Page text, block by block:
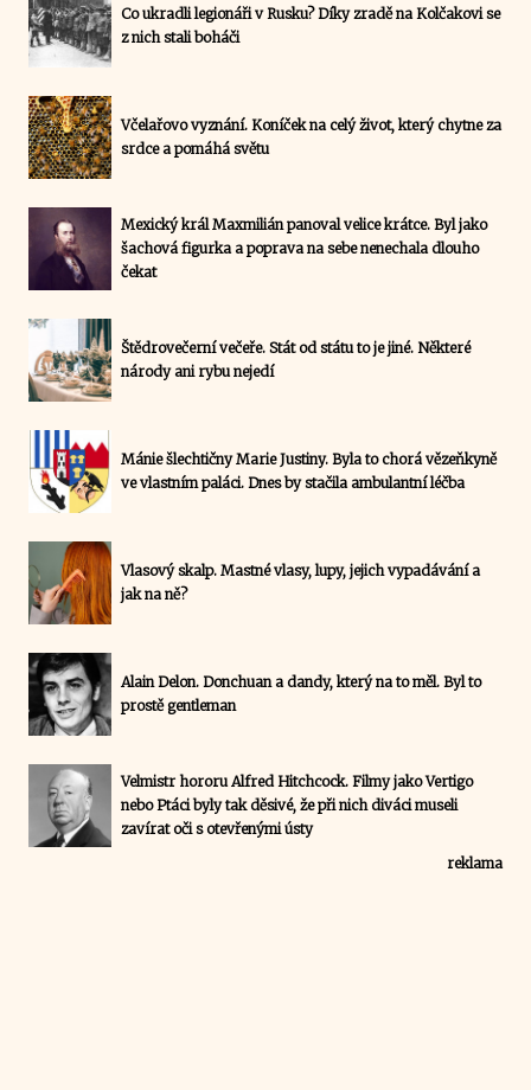
Co ukradli legionáři v Rusku? Díky zradě na Kolčakovi se
z nich stali boháči
Včelařovo vyznání. Koníček na celý život, který chytne za
srdce a pomáhá světu
Mexický král Maxmilián panoval velice krátce. Byl jako
šachová figurka a poprava na sebe nenechala dlouho
čekat
Štědrovečerní večeře. Stát od státu to je jiné. Některé
národy ani rybu nejedí
Mánie šlechtičny Marie Justiny. Byla to chorá vězeňkyně
ve vlastním paláci. Dnes by stačila ambulantní léčba
Vlasový skalp. Mastné vlasy, lupy, jejich vypadávání a
jak na ně?
Alain Delon. Donchuan a dandy, který na to měl. Byl to
prostě gentleman
Velmistr hororu Alfred Hitchcock. Filmy jako Vertigo
nebo Ptáci byly tak děsivé, že při nich diváci museli
zavírat oči s otevřenými ústy
reklama